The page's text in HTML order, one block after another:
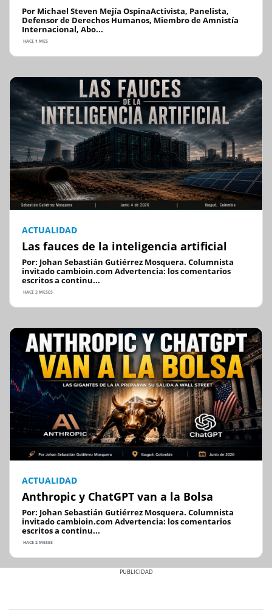
Por Michael Steven Mejía OspinaActivista, Panelista,
Defensor de Derechos Humanos, Miembro de Amnistía
Internacional, Abo...
HACE 1 MES
ACTUALIDAD
Las fauces de la inteligencia artificial
Por: Johan Sebastián Gutiérrez Mosquera. Columnista
invitado cambioin.com Advertencia: los comentarios
escritos a continu...
HACE 2 MESES
ACTUALIDAD
Anthropic y ChatGPT van a la Bolsa
Por: Johan Sebastián Gutiérrez Mosquera. Columnista
invitado cambioin.com Advertencia: los comentarios
escritos a continu...
HACE 2 MESES